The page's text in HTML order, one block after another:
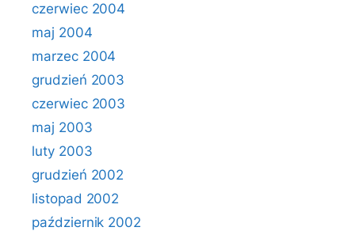
czerwiec 2004
maj 2004
marzec 2004
grudzień 2003
czerwiec 2003
maj 2003
luty 2003
grudzień 2002
listopad 2002
październik 2002